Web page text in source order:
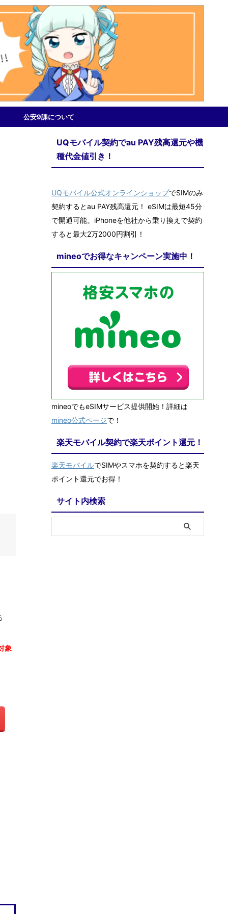
公安9課について
象
UQモバイル契約でau PAY残高還元や機
種代金値引き！
UQモバイル公式オンラインショップでSIMのみ
契約するとau PAY残高還元！ eSIMは最短45分
で開通可能。iPhoneを他社から乗り換えで契約
すると最大2万2000円割引！
mineoでお得なキャンペーン実施中！
mineoでもeSIMサービス提供開始！詳細は
mineo公式ページで！
楽天モバイル契約で楽天ポイント還元！
楽天モバイルでSIMやスマホを契約すると楽天
ポイント還元でお得！
サイト内検索